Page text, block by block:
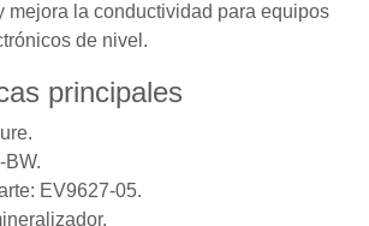
Everpure
05 con Carbonato